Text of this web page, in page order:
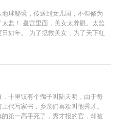
球秘境，传送到女儿国，不但修为
监！ 皇宫里面，美女太养眼。太监
如年。 为了拯救美女，为了天下红
汉，太监叶十三，注定经历九九八
十里镇有个瘸子叫陆天明，由于每
代写家书，乡亲们喜欢叫他秀才。
第一高手死了，秀才报的官，却被